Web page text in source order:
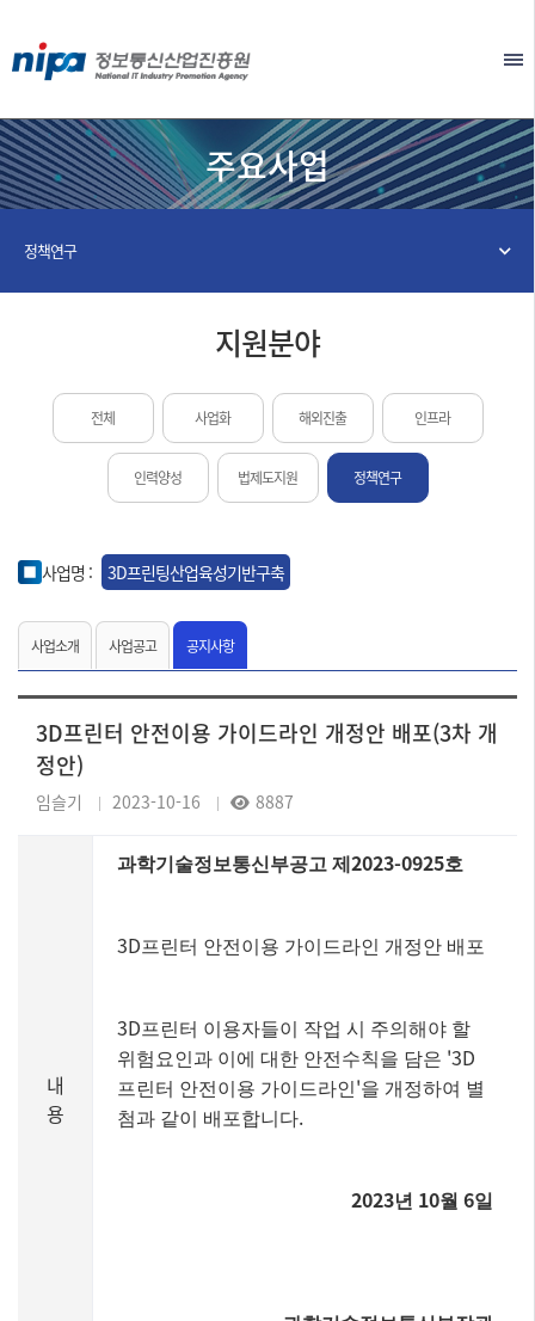
주요사업
정책연구
지원분야
전체 사업화 해외진출 인프라
인력양성 법제도지원 정책연구
사업명 : 3D프린팅산업육성기반구축
사업소개 사업공고 공지사항
3D프린터 안전이용 가이드라인 개정안 배포(3차 개
정안)
임슬기 2023-10-16 8887
내
용
과학기술정보통신부공고 제 2023-0925호
3D프린터 안전이용 가이드라인 개정안 배포
3D프린터 이용자들이 작업 시 주의해야 할
위험요인과 이에 대한 안전수칙을 담은 '3D
프린터 안전이용 가이드라인'을 개정하여 별
첨과 같이 배포합니다.
2023년 10월 6일